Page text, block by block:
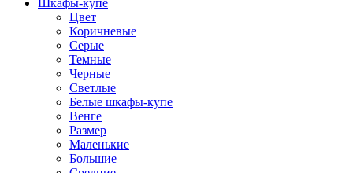
Шкафы-купе
Цвет
Коричневые
Серые
Темные
Черные
Светлые
Белые шкафы-купе
Венге
Размер
Маленькие
Большие